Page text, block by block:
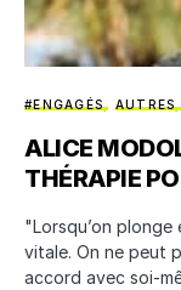
#ENGAGÉS AUTRES
ALICE
THÉRAPIE
"Lorsqu’on
vitale. On ne peut
accord avec soi-